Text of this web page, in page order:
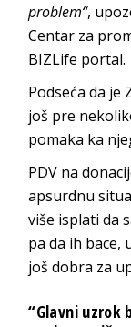
problem“,
Centar za
BIZLife portal.
Podseća da je
još pre
pomaka ka
PDV na
apsurdnu
više isplati da
pa da ih bace,
još dobra za
“Glavni uzrok